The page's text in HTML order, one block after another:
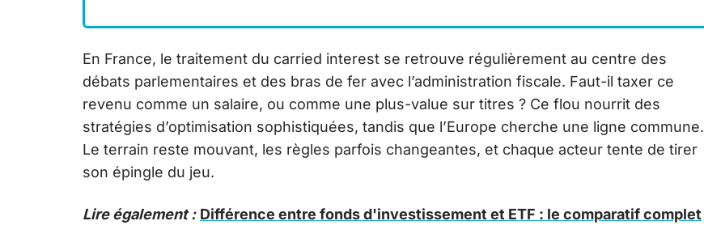
En France, le traitement du carried interest se retrouve régulièrement au centre des
débats parlementaires et des bras de fer avec l’administration fiscale. Faut-il taxer ce
revenu comme un salaire, ou comme une plus-value sur titres ? Ce flou nourrit des
stratégies d’optimisation sophistiquées, tandis que l’Europe cherche une ligne commune.
Le terrain reste mouvant, les règles parfois changeantes, et chaque acteur tente de tirer
son épingle du jeu.
Lire également : Différence entre fonds d'investissement et ETF : le comparatif complet